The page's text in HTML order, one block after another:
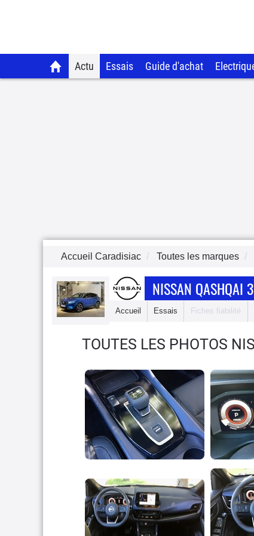
Actu Essais Guide d'achat
Accueil Caradisiac Toutes les marques
NISSAN QASHQAI 3
Accueil Essais Fiches fiabilité
TOUTES LES PHOTOS